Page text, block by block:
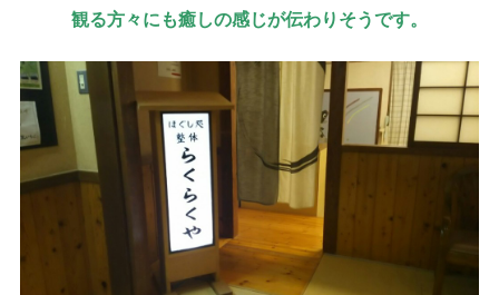
観る方々にも癒しの感じが伝わりそうです。